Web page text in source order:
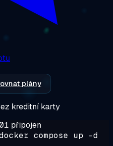
plány
kreditní karty
připojen
compose up -d